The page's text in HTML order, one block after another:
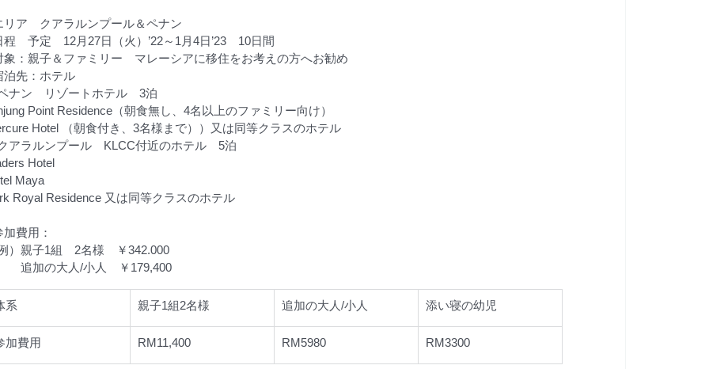
リア　クアラルンプール＆ペナン
程　予定　12月27日（火）’22～1月4日’23　10日間
象：親子＆ファミリー　マレーシアに移住をお考えの方へお勧め
泊先：ホテル
ナン　リゾートホテル　3泊
Point Residence（朝食無し、4名以上のファミリー向け）
Hotel （朝食付き、3名様まで））又は同等クラスのホテル
アラルンプール　KLCC付近のホテル　5泊
Hotel
Maya
Royal Residence 又は同等クラスのホテル
費用：
）親子1組　2名様　￥342.000
の大人/小人　￥179,400
系 親子1組2名様 追加の大人/小人 添い寝の幼児
加費用 RM11,400 RM5980 RM3300